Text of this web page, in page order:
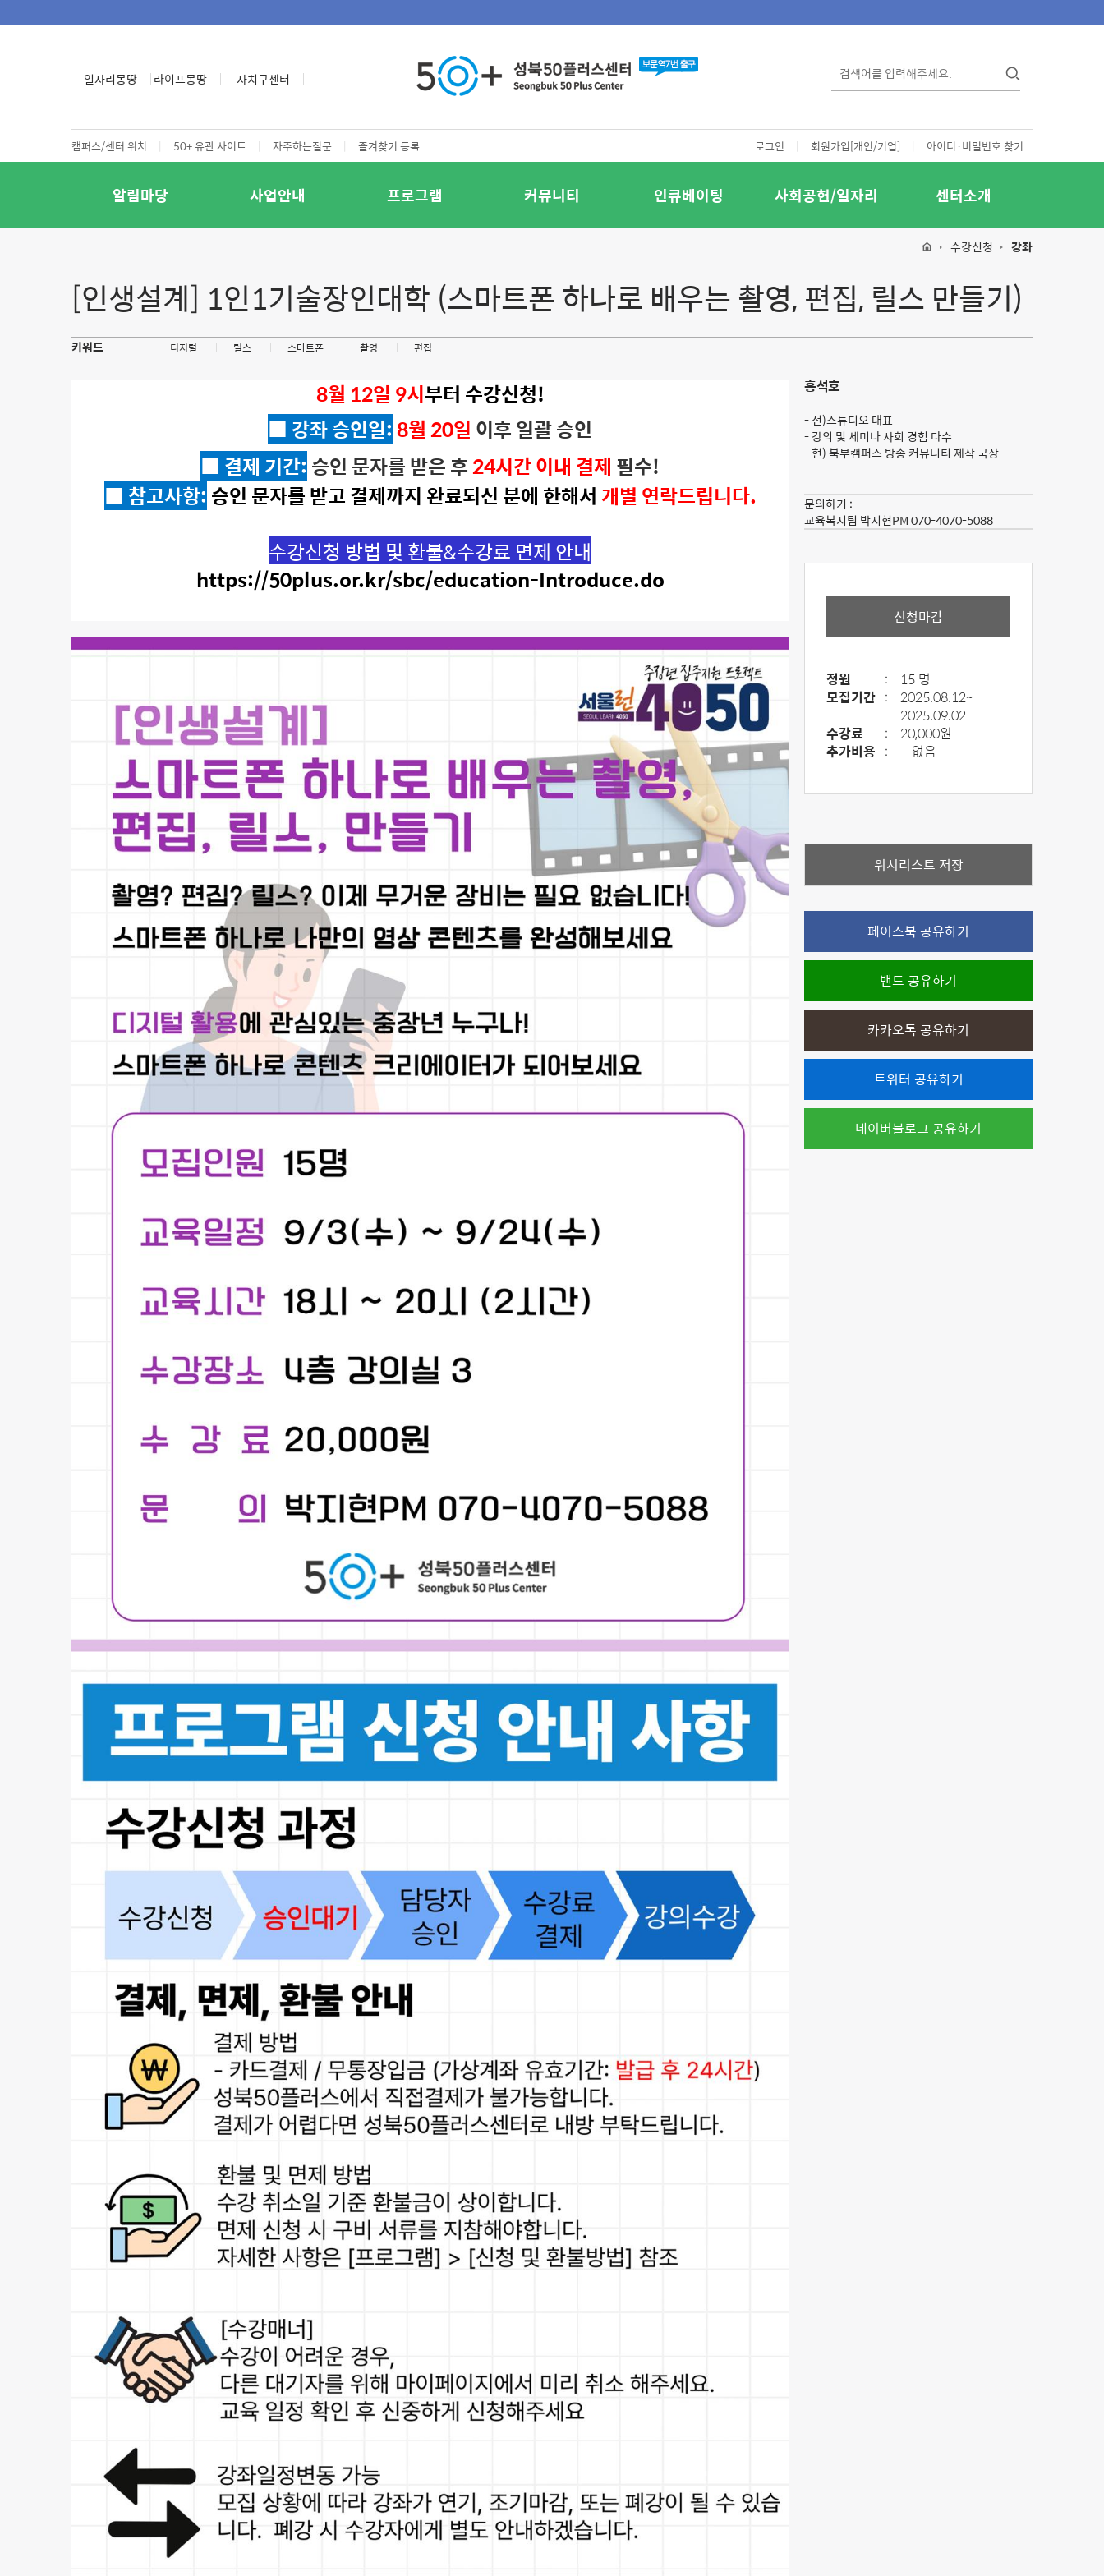
일자리몽땅 라이프몽땅 자치구센터
캠퍼스/센터 위치 | 50+ 유관 사이트 | 자주하는질문 | 즐겨찾기 등록 로그인 | 회원가입[개인/기업] | 아이디·비밀번호 찾기
알림마당 사업안내 프로그램 커뮤니티 인큐베이팅 사회공헌/일자리 센터소개
수강신청 강좌
[인생설계] 1인1기술장인대학 (스마트폰 하나로 배우는 촬영, 편집, 릴스 만들기)
키워드 ㅡ 디지털 릴스 스마트폰 촬영 편집
8월 12일 9시부터 수강신청!
■ 강좌 승인일:8월 20일 이후 일괄 승인
■ 결제 기간: 승인 문자를 받은 후24시간 이내 결제 필수!
■ 참고사항: 승인 문자를 받고 결제까지 완료되신 분에 한해서 개별 연락드립니다.
수강신청 방법 및 환불&수강료 면제 안내
https://50plus.or.kr/sbc/education-Introduce.do
홍석호
- 전)스튜디오 대표
- 강의 및 세미나 사회 경험 다수
- 현) 북부캠퍼스 방송 커뮤니티 제작 국장
문의하기 :
교육복지팀 박지현PM 070-4070-5088
신청마감
정원 :
15 명
모집기간 :
2025.08.12~
2025.09.02
수강료
:
20,000원
추가비용 : 없음
위시리스트 저장
페이스북 공유하기
밴드 공유하기
카카오톡 공유하기
트위터 공유하기
네이버블로그 공유하기